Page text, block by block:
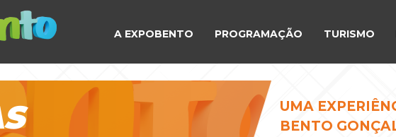
A EXPOBENTO PROGRAMAÇÃO TURISMO
UMA
BENTO